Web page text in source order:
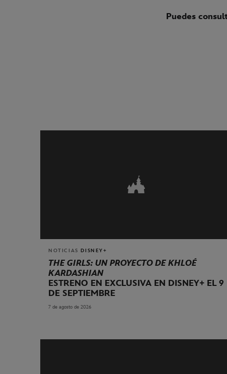
Puedes
NOTICIAS DISNEY+
THE GIRLS: UN PROYECTO DE KHLOÉ
KARDASHIAN
ESTRENO EN EXCLUSIVA EN DISNEY+ EL 9
DE SEPTIEMBRE
7 de agosto de 2026